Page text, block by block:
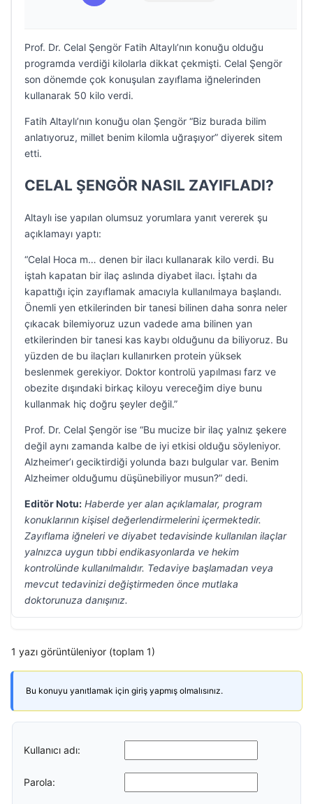
Prof. Dr. Celal Şengör Fatih Altaylı’nın konuğu olduğu
programda verdiği kilolarla dikkat çekmişti. Celal Şengör
son dönemde çok konuşulan zayıflama iğnelerinden
kullanarak 50 kilo verdi.
Fatih Altaylı’nın konuğu olan Şengör “Biz burada bilim
anlatıyoruz, millet benim kilomla uğraşıyor” diyerek sitem
etti.
CELAL ŞENGÖR NASIL ZAYIFLADI?
Altaylı ise yapılan olumsuz yorumlara yanıt vererek şu
açıklamayı yaptı:
“Celal Hoca m… denen bir ilacı kullanarak kilo verdi. Bu
iştah kapatan bir ilaç aslında diyabet ilacı. İştahı da
kapattığı için zayıflamak amacıyla kullanılmaya başlandı.
Önemli yen etkilerinden bir tanesi bilinen daha sonra neler
çıkacak bilemiyoruz uzun vadede ama bilinen yan
etkilerinden bir tanesi kas kaybı olduğunu da biliyoruz. Bu
yüzden de bu ilaçları kullanırken protein yüksek
beslenmek gerekiyor. Doktor kontrolü yapılması farz ve
obezite dışındaki birkaç kiloyu vereceğim diye bunu
kullanmak hiç doğru şeyler değil.”
Prof. Dr. Celal Şengör ise “Bu mucize bir ilaç yalnız şekere
değil aynı zamanda kalbe de iyi etkisi olduğu söyleniyor.
Alzheimer’ı geciktirdiği yolunda bazı bulgular var. Benim
Alzheimer olduğumu düşünebiliyor musun?” dedi.
Editör Notu: Haberde yer alan açıklamalar, program
konuklarının kişisel değerlendirmelerini içermektedir.
Zayıflama iğneleri ve diyabet tedavisinde kullanılan ilaçlar
yalnızca uygun tıbbi endikasyonlarda ve hekim
kontrolünde kullanılmalıdır. Tedaviye başlamadan veya
mevcut tedavinizi değiştirmeden önce mutlaka
doktorunuza danışınız.
1 yazı görüntüleniyor (toplam 1)
Bu konuyu yanıtlamak için giriş yapmış olmalısınız.
Kullanıcı adı:
Parola: